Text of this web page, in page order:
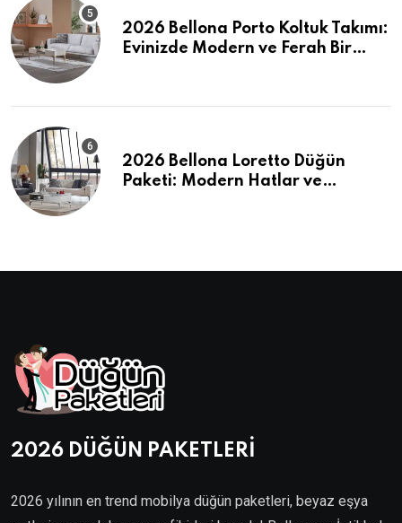
2026 Bellona Porto Koltuk Takımı:
Evinizde Modern ve Ferah Bir
2026 Bellona Loretto Düğün
Paketi: Modern Hatlar ve
2026 DÜĞÜN PAKETLERİ
2026 yılının en trend mobilya düğün paketleri, beyaz eşya